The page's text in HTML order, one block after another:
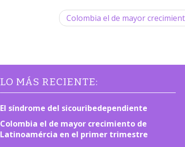
N
v
e
g
a
c
Colombia el de mayor
LO MÁS RECIENTE:
El síndrome del sicouribedependiente
Colombia el de mayor crecimiento de
Latinoamércia en el primer trimestre